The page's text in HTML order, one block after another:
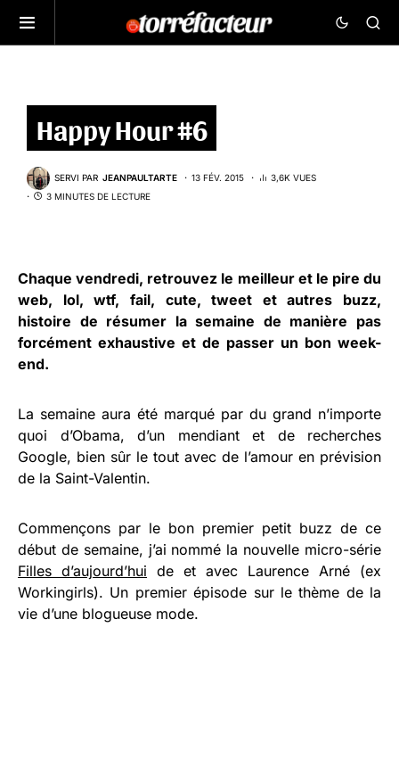
Happy Hour #6
SERVI PAR JEANPAULTARTE 13 FÉV. 2015
3,6K VUES
3 MINUTES DE LECTURE
Chaque vendredi, retrouvez le meilleur et le pire du
web, lol, wtf, fail, cute, tweet et autres buzz,
histoire de résumer la semaine de manière pas
forcément exhaustive et de passer un bon week-
end.
La semaine aura été marqué par du grand n’importe
quoi d’Obama, d’un mendiant et de recherches
Google, bien sûr le tout avec de l’amour en prévision
de la Saint-Valentin.
Commençons par le bon premier petit buzz de ce
début de semaine, j’ai nommé la nouvelle micro-série
Filles d’aujourd’hui de et avec Laurence Arné (ex
Workingirls). Un premier épisode sur le thème de la
vie d’une blogueuse mode.